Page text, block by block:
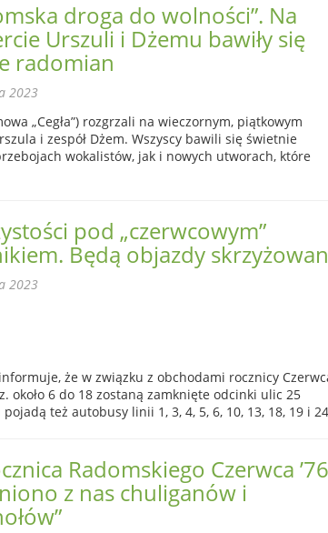
droga do wolności”. Na
Urszuli i Dżemu bawiły się
radomian
2023
„Cegła”) rozgrzali na wieczornym, piątkowym
i zespół Dżem. Wszyscy bawili się świetnie
wokalistów, jak i nowych utworach, które
pod „czerwcowym”
Będą objazdy
2023
że w związku z obchodami rocznicy
około 6 do 18 zostaną zamknięte odcinki ulic 25
też autobusy linii 1, 3, 4, 5, 6, 10, 13, 18, 19 i
Radomskiego Czerwca
z nas chuliganów i